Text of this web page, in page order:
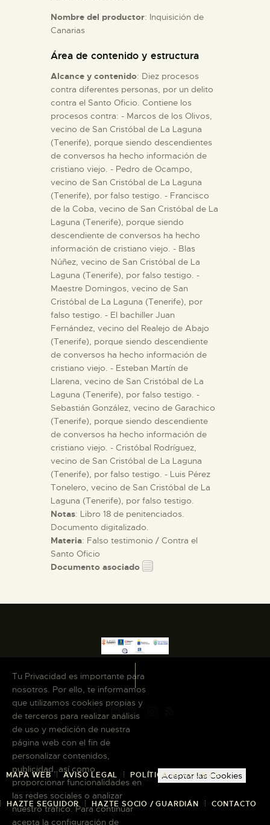
Nombre del productor: Inquisición de
Canarias
Área de contenido y estructura
Alcance y contenido: Diez procesos
contra diferentes personas, por un delito
contra el Santo Oficio. Contiene los
procesos contra: - Marcos de los Olivos,
vecino de San Cristóbal de La Laguna
(Tenerife), porque siendo descendientes
de conversos ha hecho información de
cristiano viejo. - Pedro de Ocampo,
vecino de San Cristóbal de La Laguna
(Tenerife), por falso testigo. - Francisco
de la Coba, vecino de San Cristóbal de La
Laguna (Tenerife), porque siendo
descendiente de conversos ha hecho
información de cristiano viejo. - Blas
Núñez, vecino de San Cristóbal de La
Laguna (Tenerife), por falso testigo. -
Maestre Domingos, vecino de San
Cristóbal de La Laguna (Tenerife), por
falso testigo. - El bachiller Juan
Fernández, vecino del Realejo de Abajo
(Tenerife), porque siendo descendiente
de conversos ha hecho información de
cristiano viejo. - Esteban Martín de
Llarena, vecino de San Cristóbal de La
Laguna (Tenerife), por falso testigo. -
Sebastián González, vecino de Garachico
(Tenerife), porque siendo descendiente
de conversos ha hecho información de
cristiano viejo. - Cristóbal Rodríguez,
vecino de San Cristóbal de La Laguna
(Tenerife), por falso testigo. - Luis Pérez
Tonelero, vecino de San Cristóbal de La
Laguna (Tenerife), por falso testigo.
Notas: Libro 18 de penitenciados.
Documento digitalizado.
Materia: Falso testimonio / Contra el
Santo Oficio
Documento asociado
MAPA WEB AVISO LEGAL POLÍTICA DE COOKIES
HAZTE SEGUIDOR HAZTE SOCIO / GUARDIÁN CONTACTO
Tu Privacidad es importante para
nosotros. Por ello, te informamos
que utilizamos cookies propias y
de terceros para realizar análisis
de uso y medición de nuestra
página web con el fin de
personalizar contenidos,
publicidad, así como
proporcionar funcionalidades en
las redes sociales o analizar
nuestro tráfico. Para continuar
acepta la configuración de
Aceptar las Cookies